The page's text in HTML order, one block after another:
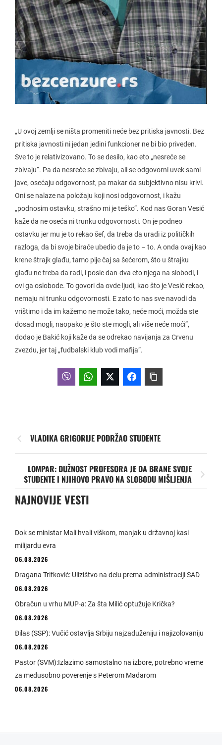
„U ovoj zemlji se ništa promeniti neće bez pritiska javnosti. Bez
pritiska javnosti ni jedan jedini funkcioner ne bi bio priveden.
Sve to je relativizovano. To se desilo, kao eto „nesreće se
zbivaju“. Pa da nesreće se zbivaju, ali se odgovorni uvek sami
jave, osećaju odgovornost, pa makar da subjektivno nisu krivi.
Oni se nalaze na položaju koji nosi odgovornost, i kažu
„podnosim ostavku, strašno mi je teško“. Kod nas Goran Vesić
kaže da ne oseća ni trunku odgovornosti. On je podneo
ostavku jer mu je to rekao šef, da treba da uradi iz političkih
razloga, da bi svoje biraće ubedio da je to – to. A onda ovaj kao
krene štrajk glađu, tamo pije čaj sa šećerom, što u štrajku
glađu ne treba da radi, i posle dan-dva eto njega na slobodi, i
ovi ga oslobode. To govori da ovde ljudi, kao što je Vesić rekao,
nemaju ni trunku odgovornosti. E zato to nas sve navodi da
vrištimo i da im kažemo ne može tako, neće moći, možda ste
dosad mogli, naopako je što ste mogli, ali više neće moći“,
dodao je Bakić koji kaže da se odrekao navijanja za Crvenu
zvezdu, jer taj „fudbalski klub vodi mafija“.
VLADIKA GRIGORIJE PODRŽAO STUDENTE
LOMPAR: DUŽNOST PROFESORA JE DA BRANE SVOJE
STUDENTE I NJIHOVO PRAVO NA SLOBODU MIŠLJENJA
NAJNOVIJE VESTI
Dok se ministar Mali hvali viškom, manjak u državnoj kasi
milijardu evra
06.08.2026
Dragana Trifković: Ulizištvo na delu prema administraciji SAD
06.08.2026
Obračun u vrhu MUP-a: Za šta Milić optužuje Krička?
06.08.2026
Đilas (SSP): Vučić ostavlja Srbiju najzaduženiju i najizolovaniju
06.08.2026
Pastor (SVM):Izlazimo samostalno na izbore, potrebno vreme
za međusobno poverenje s Peterom Mađarom
06.08.2026